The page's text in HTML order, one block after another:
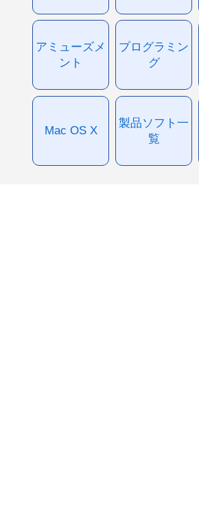
アミューズメ
ント
プログラミン
グ
Mac OS X
製品ソフト一
覧